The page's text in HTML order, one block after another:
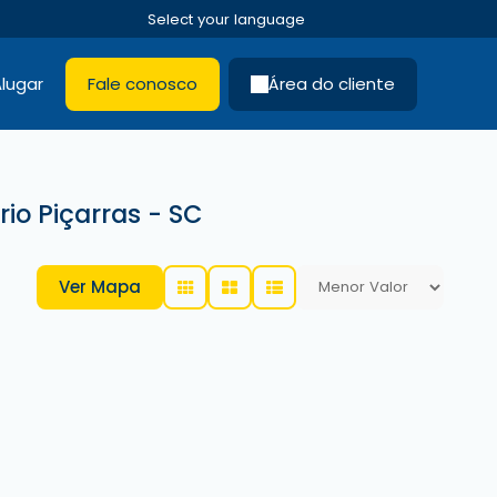
Área do cliente
Fale conosco
Piçarras - SC
Ver Mapa